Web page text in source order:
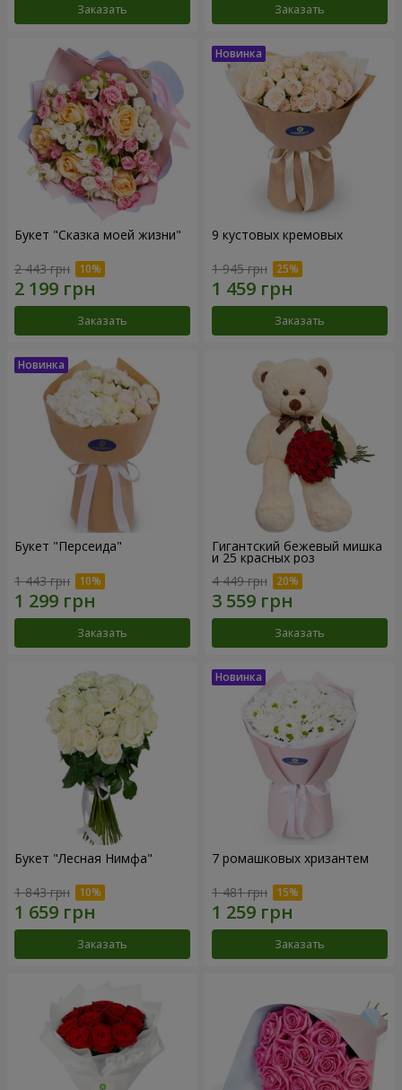
Заказать Заказать
Букет "Сказка моей жизни"
2 443 грн
Заказать
9 кустовых кремовых
1 945 грн
Заказать
Букет "Персеида"
1 443 грн
Заказать
Гигантский бежевый мишка
и 25 красных роз
4 449 грн
Заказать
Букет "Лесная Нимфа"
1 843 грн
Заказать
7 ромашковых хризантем
1 481 грн
Заказать